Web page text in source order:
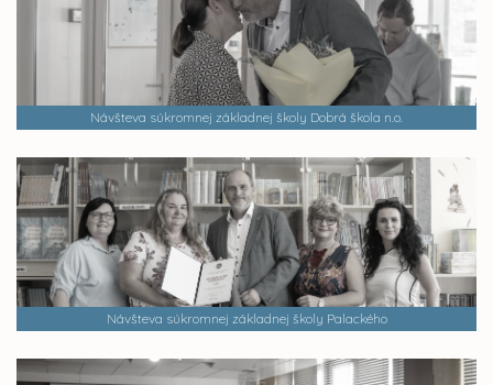
Návšteva súkromnej základnej školy Dobrá škola n.o.
Návšteva súkromnej základnej školy Palackého